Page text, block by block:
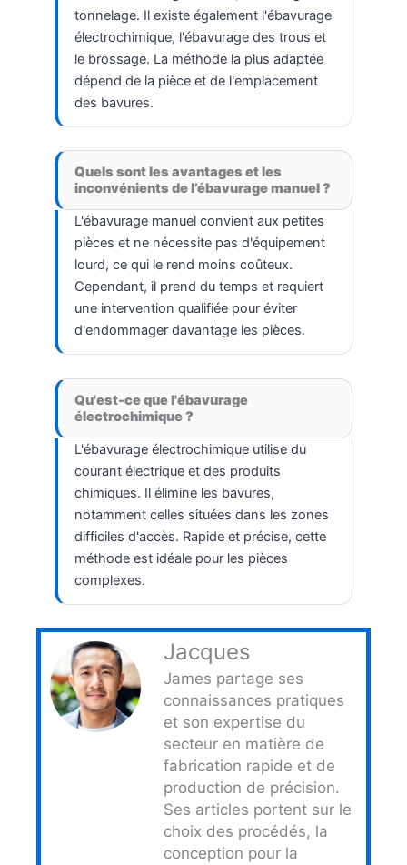
tonnelage. Il existe également l'ébavurage
électrochimique, l'ébavurage des trous et
le brossage. La méthode la plus adaptée
dépend de la pièce et de l'emplacement
des bavures.
Quels sont les avantages et les
inconvénients de l’ébavurage manuel ?
L'ébavurage manuel convient aux petites
pièces et ne nécessite pas d'équipement
lourd, ce qui le rend moins coûteux.
Cependant, il prend du temps et requiert
une intervention qualifiée pour éviter
d'endommager davantage les pièces.
Qu'est-ce que l'ébavurage
électrochimique ?
L'ébavurage électrochimique utilise du
courant électrique et des produits
chimiques. Il élimine les bavures,
notamment celles situées dans les zones
difficiles d'accès. Rapide et précise, cette
méthode est idéale pour les pièces
complexes.
Jacques
James partage ses
connaissances pratiques
et son expertise du
secteur en matière de
fabrication rapide et de
production de précision.
Ses articles portent sur le
choix des procédés, la
conception pour la